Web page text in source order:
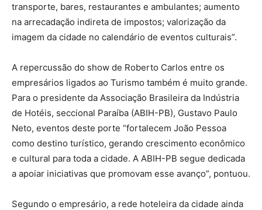
transporte, bares, restaurantes e ambulantes; aumento
na arrecadação indireta de impostos; valorização da
imagem da cidade no calendário de eventos culturais”.
A repercussão do show de Roberto Carlos entre os
empresários ligados ao Turismo também é muito grande.
Para o presidente da Associação Brasileira da Indústria
de Hotéis, seccional Paraíba (ABIH-PB), Gustavo Paulo
Neto, eventos deste porte “fortalecem João Pessoa
como destino turístico, gerando crescimento econômico
e cultural para toda a cidade. A ABIH-PB segue dedicada
a apoiar iniciativas que promovam esse avanço”, pontuou.
Segundo o empresário, a rede hoteleira da cidade ainda